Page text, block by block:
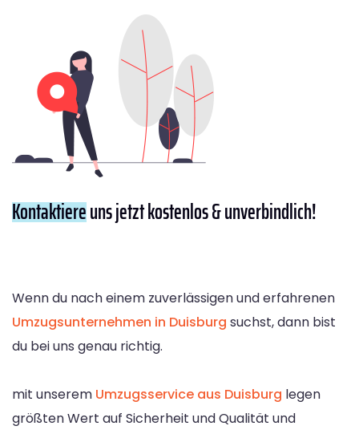
Kontaktiereuns jetzt kostenlos & unverbindlich!
Wenn du nach einem zuverlässigen und erfahrenen
Umzugsunternehmen in Duisburg suchst, dann bist
du bei uns genau richtig.
mit unserem Umzugsservice aus Duisburg legen
größten Wert auf Sicherheit und Qualität und